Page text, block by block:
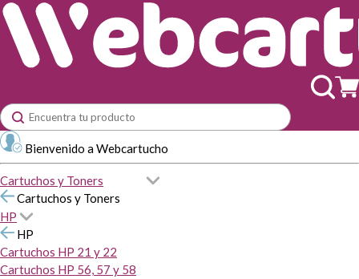
Bienvenido a Webcartucho
Cartuchos y Toners
Cartuchos y Toners
HP
HP
Cartuchos HP 21 y 22
Cartuchos HP 56, 57 y 58